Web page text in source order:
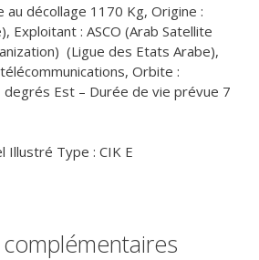
au décollage 1170 Kg, Origine :
Exploitant : ASCO (Arab Satellite
(Ligue des Etats Arabe),
Orbite :
Est – Durée de vie prévue 7
Illustré Type : CIK E